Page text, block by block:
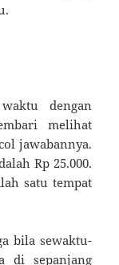
dengan
melihat
jawabannya.
Rp 25.000.
satu tempat
bila sewaktu-
di sepanjang